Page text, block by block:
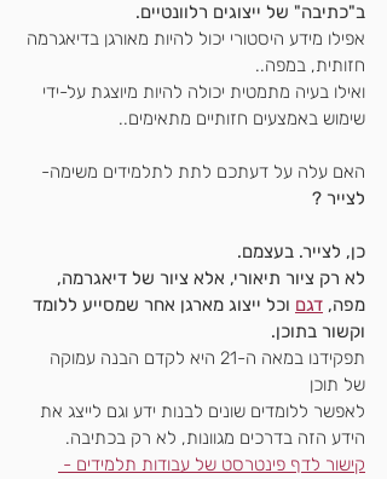
ב"כתיבה" של ייצוגים רלוונטיים.
אפילו מידע היסטורי יכול להיות מאורגן בדיאגרמה
חזותית, במפה..
ואילו בעיה מתמטית יכולה להיות מיוצגת על-ידי
שימוש באמצעים חזותיים מתאימים..
האם עלה על דעתכם לתת לתלמידים משימה-
לצייר ?
כן, לצייר. בעצמם.
לא רק ציור תיאורי, אלא ציור של דיאגרמה,
מפה, דגם וכל ייצוג מארגן אחר שמסייע ללומד
וקשור בתוכן.
תפקידנו במאה ה-21 היא לקדם הבנה עמוקה
של תוכן
לאפשר ללומדים שונים לבנות ידע וגם לייצג את
הידע הזה בדרכים מגוונות, לא רק בכתיבה.
קישור לדף פינטרסט של עבודות תלמידים -